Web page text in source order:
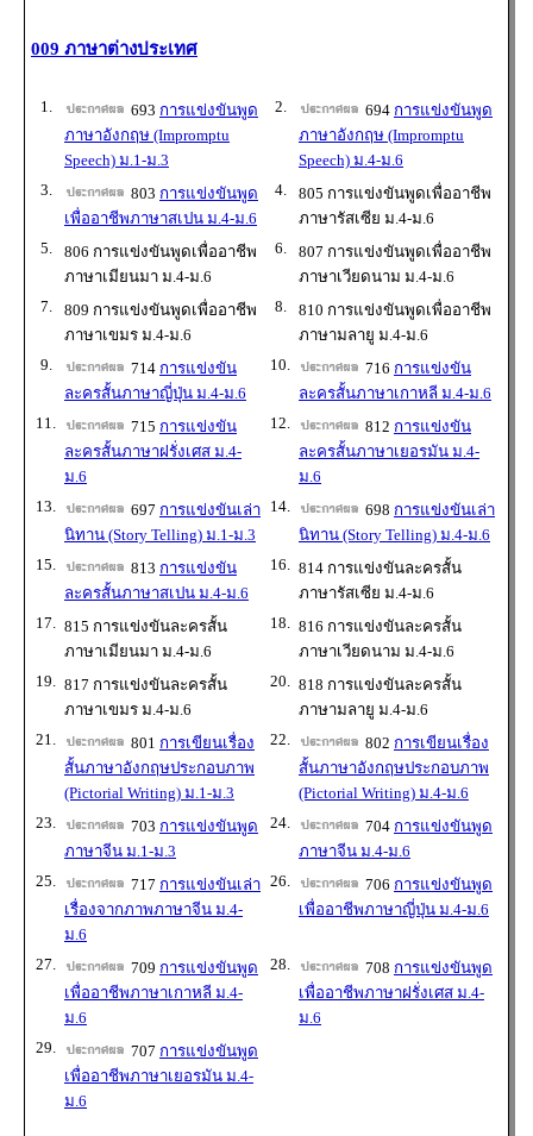
009 ภาษาต่างประเทศ
1. 693 การแข่งขันพูด
ภาษาอังกฤษ (Impromptu
Speech) ม.1-ม.3
2. 694 การแข่งขันพูด
ภาษาอังกฤษ (Impromptu
Speech) ม.4-ม.6
3.
803 การแข่งขันพูด
เพื่ออาชีพภาษาสเปน ม.4-ม.6
4.
805 การแข่งขันพูดเพื่ออาชีพ
ภาษารัสเซีย ม.4-ม.6
5.
806 การแข่งขันพูดเพื่ออาชีพ
ภาษาเมียนมา ม.4-ม.6
6.
807 การแข่งขันพูดเพื่ออาชีพ
ภาษาเวียดนาม ม.4-ม.6
7.
809 การแข่งขันพูดเพื่ออาชีพ
ภาษาเขมร ม.4-ม.6
8.
810 การแข่งขันพูดเพื่ออาชีพ
ภาษามลายู ม.4-ม.6
9.
714 การแข่งขัน
ละครสั้นภาษาญี่ปุ่น ม.4-ม.6
10. 716 การแข่งขัน
ละครสั้นภาษาเกาหลี ม.4-ม.6
11.
715 การแข่งขัน
ละครสั้นภาษาฝรั่งเศส ม.4-
ม.6
12. 812 การแข่งขัน
ละครสั้นภาษาเยอรมัน ม.4-
ม.6
13.
697 การแข่งขันเล่า
นิทาน (Story Telling) ม.1-ม.3
14. 698 การแข่งขันเล่า
นิทาน (Story Telling) ม.4-ม.6
15.
813 การแข่งขัน
ละครสั้นภาษาสเปน ม.4-ม.6
16.
814 การแข่งขันละครสั้น
ภาษารัสเซีย ม.4-ม.6
17.
815 การแข่งขันละครสั้น
ภาษาเมียนมา ม.4-ม.6
18.
816 การแข่งขันละครสั้น
ภาษาเวียดนาม ม.4-ม.6
19.
817 การแข่งขันละครสั้น
ภาษาเขมร ม.4-ม.6
20.
818 การแข่งขันละครสั้น
ภาษามลายู ม.4-ม.6
21.
801 การเขียนเรื่อง
สั้นภาษาอังกฤษประกอบภาพ
(Pictorial Writing) ม.1-ม.3
22. 802 การเขียนเรื่อง
สั้นภาษาอังกฤษประกอบภาพ
(Pictorial Writing) ม.4-ม.6
23.
703 การแข่งขันพูด
ภาษาจีน ม.1-ม.3
24. 704 การแข่งขันพูด
ภาษาจีน ม.4-ม.6
25.
717 การแข่งขันเล่า
เรื่องจากภาพภาษาจีน ม.4-
ม.6
26. 706 การแข่งขันพูด
เพื่ออาชีพภาษาญี่ปุ่น ม.4-ม.6
27. 709 การแข่งขันพูด
เพื่ออาชีพภาษาเกาหลี ม.4-
ม.6
28. 708 การแข่งขันพูด
เพื่ออาชีพภาษาฝรั่งเศส ม.4-
ม.6
29.
707 การแข่งขันพูด
เพื่ออาชีพภาษาเยอรมัน ม.4-
ม.6